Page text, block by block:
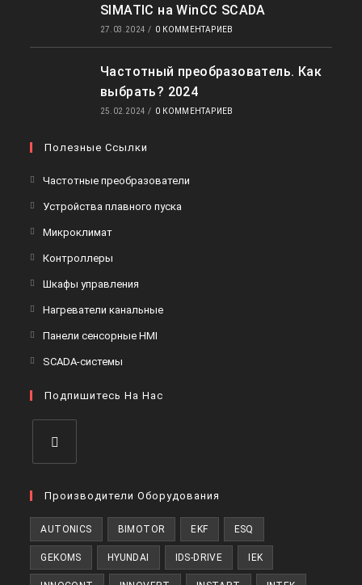
SIMATIC на WinCC SCADA
27.03.2024 / 0 КОММЕНТАРИЕВ
Частотный преобразователь. Как
выбрать? 2024
25.02.2024 / 0 КОММЕНТАРИЕВ
Полезные Ссылки
Частотные преобразователи
Устройства плавного пуска
МикроклиматОткроется
вкладке
Контроллеры
вкладке
Шкафы управления
вкладке
Нагреватели канальныеОткроется
Панели сенсорные HMI
вкладке
SCADA-системы
новой
Подпишитесь На Нас
в
вкладке
Производители Оборудования
AUTONICS BIMOTOR EKF ESQ
GEKOMS HYUNDAI IDS-DRIVE IEK